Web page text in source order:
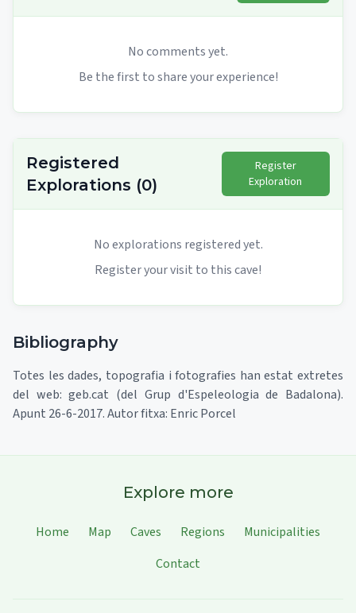
No comments yet.
Be the first to share your experience!
Registered
Explorations (0)
Register
Exploration
No explorations registered yet.
Register your visit to this cave!
Bibliography
Totes les dades, topografia i fotografies han estat extretes
del web: geb.cat (del Grup d'Espeleologia de Badalona).
Apunt 26-6-2017. Autor fitxa: Enric Porcel
Explore more
Home Map Caves Regions
Municipalities
Contact